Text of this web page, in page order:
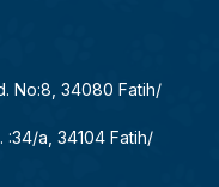
No:8, 34080 Fatih/
:34/a, 34104 Fatih/